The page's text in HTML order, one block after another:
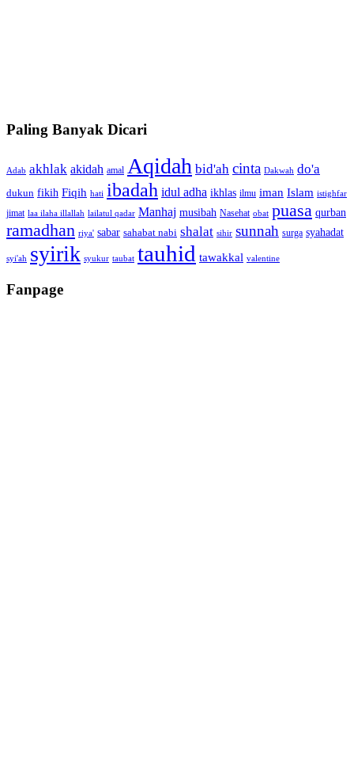
Paling Banyak Dicari
Adab akhlak akidah amal Aqidah bid'ah cinta Dakwah do'a
dukun fikih Fiqih hati ibadah idul adha ikhlas ilmu iman Islam istighfar
jimat laa ilaha illallah lailatul qadar Manhaj musibah Nasehat obat puasa qurban
ramadhan riya' sabar sahabat nabi shalat sihir sunnah surga syahadat
syi'ah syirik syukur taubat tauhid tawakkal valentine
Fanpage